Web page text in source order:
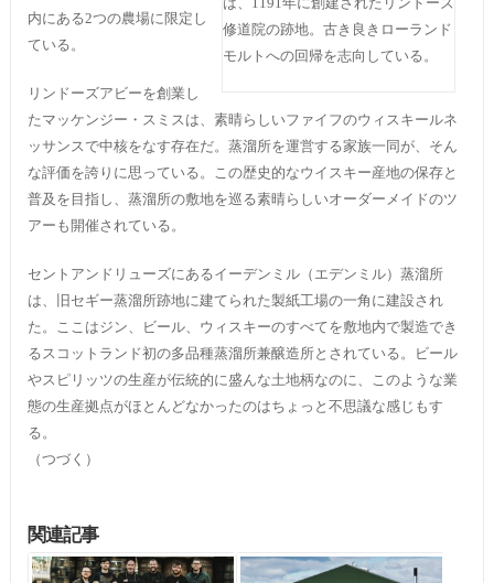
修道院の跡地。古き良きローランド
モルトへの回帰を志向している。
内にある2つの農場に限定し
ている。
リンドーズアビーを創業し
たマッケンジー・スミスは、素晴らしいファイフのウィスキールネ
ッサンスで中核をなす存在だ。蒸溜所を運営する家族一同が、そん
な評価を誇りに思っている。この歴史的なウイスキー産地の保存と
普及を目指し、蒸溜所の敷地を巡る素晴らしいオーダーメイドのツ
アーも開催されている。
セントアンドリューズにあるイーデンミル（エデンミル）蒸溜所
は、旧セギー蒸溜所跡地に建てられた製紙工場の一角に建設され
た。ここはジン、ビール、ウィスキーのすべてを敷地内で製造でき
るスコットランド初の多品種蒸溜所兼醸造所とされている。ビール
やスピリッツの生産が伝統的に盛んな土地柄なのに、このような業
態の生産拠点がほとんどなかったのはちょっと不思議な感じもす
る。
（つづく）
関連記事